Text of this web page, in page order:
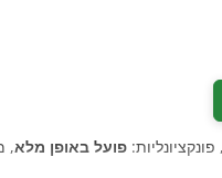
, פונקציונליות: פועל באופן מלא